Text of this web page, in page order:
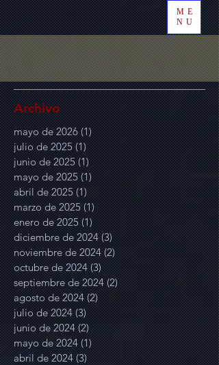
ME
NU
Archivo
mayo de 2026 (1)1 entrada
julio de 2025 (1)1 entrada
junio de 2025 (1)1 entrada
mayo de 2025 (1)1 entrada
abril de 2025 (1)1 entrada
marzo de 2025 (1)1 entrada
enero de 2025 (1)1 entrada
diciembre de 2024 (3)3 entradas
noviembre de 2024 (2)2 entradas
octubre de 2024 (3)3 entradas
septiembre de 2024 (2)2 entradas
agosto de 2024 (2)2 entradas
julio de 2024 (3)3 entradas
junio de 2024 (2)2 entradas
mayo de 2024 (1)1 entrada
abril de 2024 (3)3 entradas